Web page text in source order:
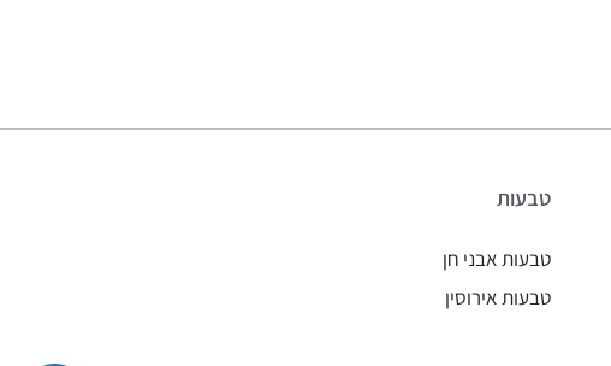
טבעות
טבעות אבני חן
טבעות אירוסין